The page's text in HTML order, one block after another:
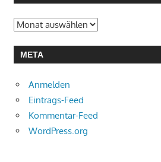
Archiv
META
Anmelden
Eintrags-Feed
Kommentar-Feed
WordPress.org